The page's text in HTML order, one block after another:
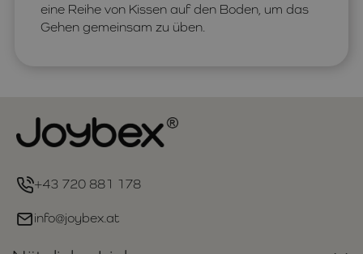
eine Reihe von Kissen auf den Boden, um das
Gehen gemeinsam zu üben.
+43 720 881 178
info@joybex.at